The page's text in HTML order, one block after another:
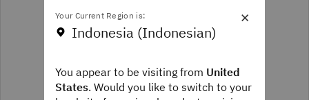
×
Your Current Region is:
Indonesia (Indonesian)
You appear to be visiting from United
States. Would you like to switch to your